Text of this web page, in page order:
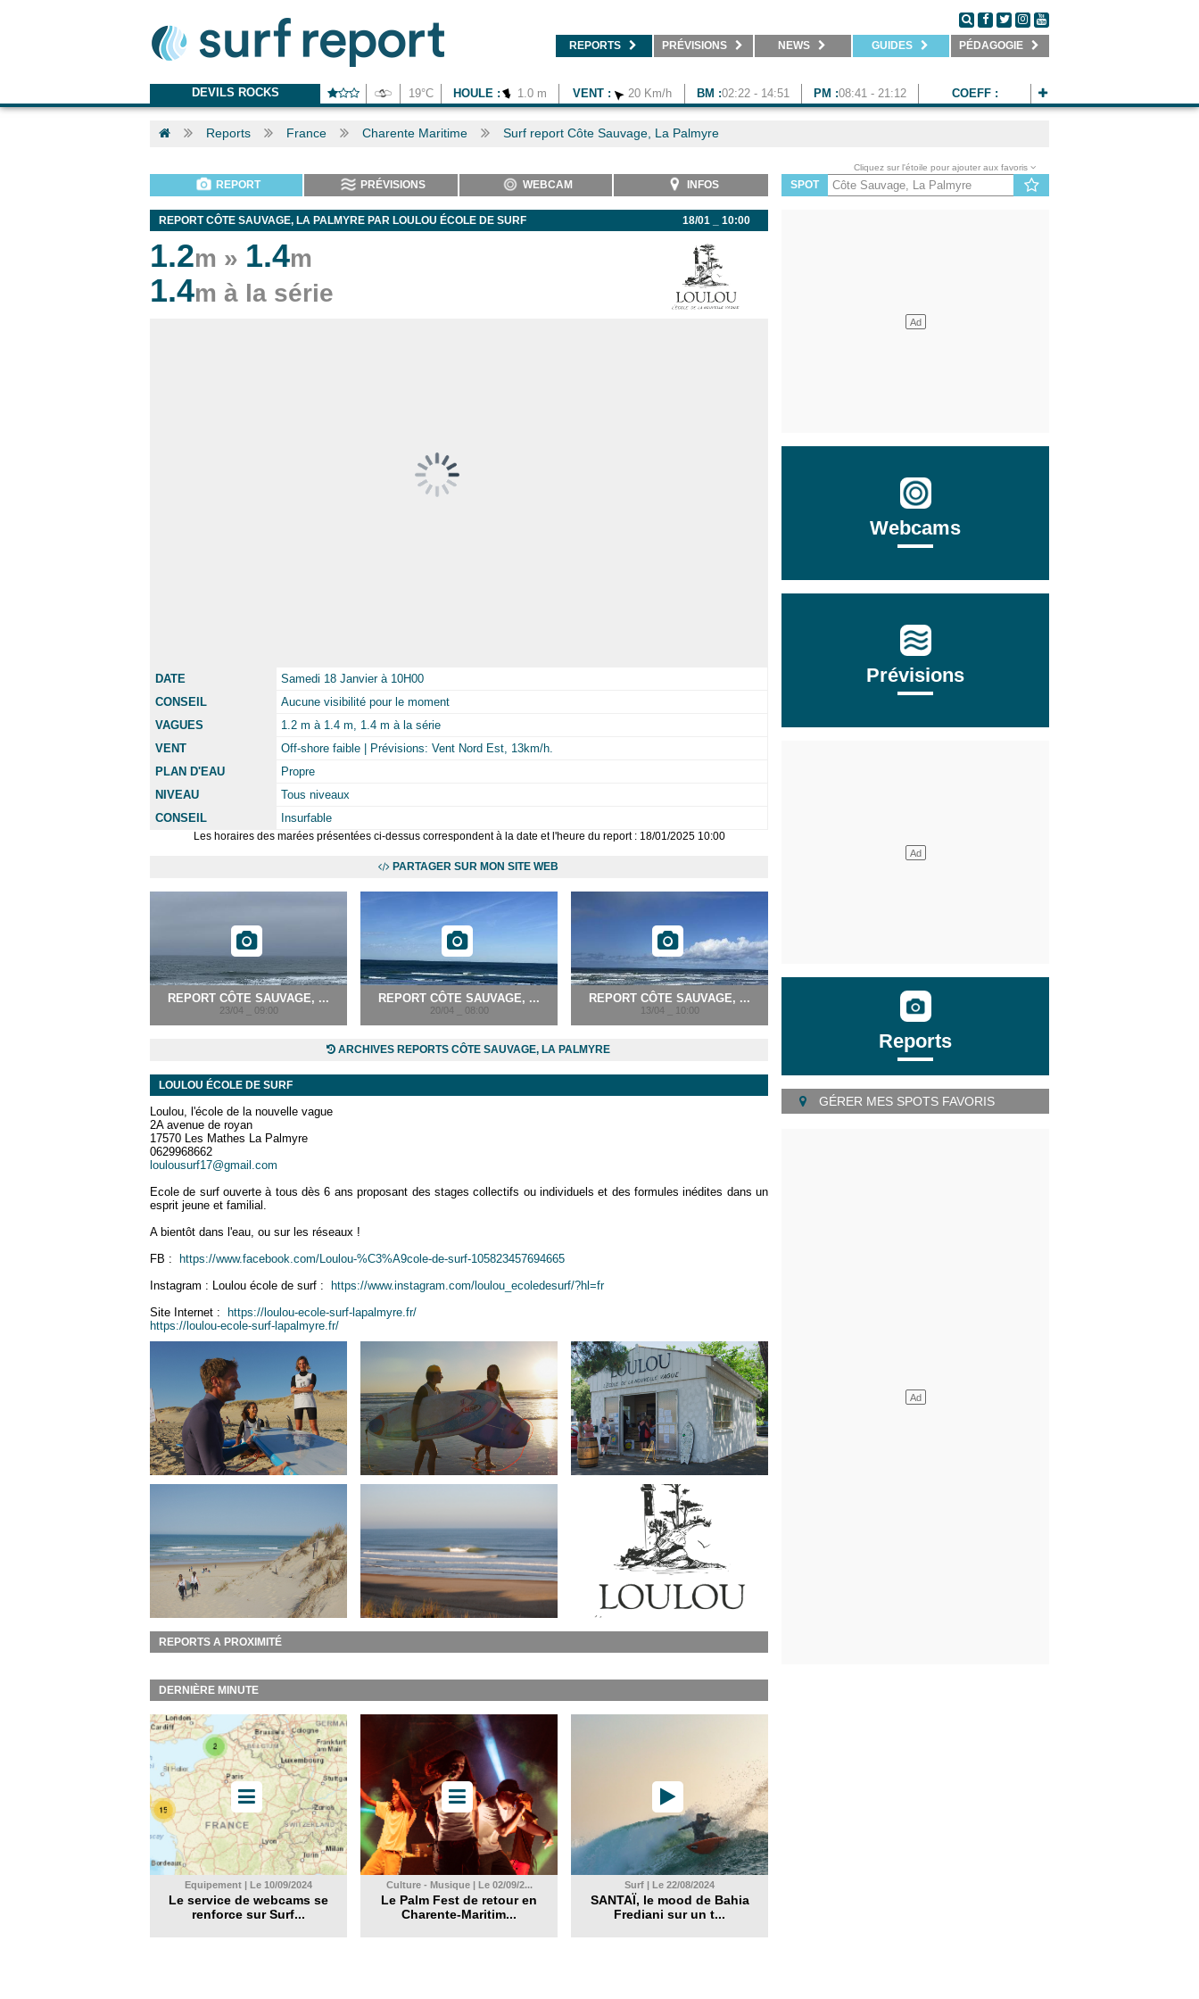
REPORTS PRÉVISIONS NEWS GUIDES PÉDAGOGIE
DEVILS ROCKS 19°C HOULE : 1.0 m VENT : 20 Km/h BM :02:22 - 14:51 PM :08:41 - 21:12 COEFF :
Reports France Charente Maritime Surf report Côte Sauvage, La Palmyre
REPORT PRÉVISIONS WEBCAM INFOS
18/01 _ 10:00
REPORT CÔTE SAUVAGE, LA PALMYRE PAR LOULOU ÉCOLE DE SURF
1.2m » 1.4m
1.4m à la série
DATE
Samedi 18 Janvier à 10H00
CONSEIL
Aucune visibilité pour le moment
VAGUES
1.2 m à 1.4 m, 1.4 m à la série
VENT
Off-shore faible | Prévisions: Vent Nord Est, 13km/h.
PLAN D'EAU
Propre
NIVEAU
Tous niveaux
CONSEIL
Insurfable
Les horaires des marées présentées ci-dessus correspondent à la date et l'heure du report : 18/01/2025 10:00
PARTAGER SUR MON SITE WEB
REPORT CÔTE SAUVAGE, ...
23/04 _ 09:00
REPORT CÔTE SAUVAGE, ...
20/04 _ 08:00
REPORT CÔTE SAUVAGE, ...
13/04 _ 10:00
ARCHIVES REPORTS CÔTE SAUVAGE, LA PALMYRE
LOULOU ÉCOLE DE SURF
Loulou, l'école de la nouvelle vague
2A avenue de royan
17570 Les Mathes La Palmyre
0629968662
loulousurf17@gmail.com
Ecole de surf ouverte à tous dès 6 ans proposant des stages collectifs ou individuels et des formules inédites dans un
esprit jeune et familial.
A bientôt dans l'eau, ou sur les réseaux !
FB :
https://www.facebook.com/Loulou-%C3%A9cole-de-surf-105823457694665
Instagram : Loulou école de surf :
https://www.instagram.com/loulou_ecoledesurf/?hl=fr
Site Internet :
https://loulou-ecole-surf-lapalmyre.fr/
https://loulou-ecole-surf-lapalmyre.fr/
REPORTS A PROXIMITÉ
DERNIÈRE MINUTE
Equipement | Le 10/09/2024
Le service de webcams se
renforce sur Surf...
Culture - Musique | Le 02/09/2...
Le Palm Fest de retour en
Charente-Maritim...
Surf | Le 22/08/2024
SANTAÏ, le mood de Bahia
Frediani sur un t...
Cliquez sur l'étoile pour ajouter aux favoris
SPOT
Webcams
Prévisions
Reports
GÉRER MES SPOTS FAVORIS